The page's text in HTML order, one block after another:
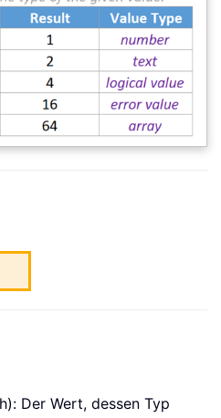
Der Wert, dessen Typ